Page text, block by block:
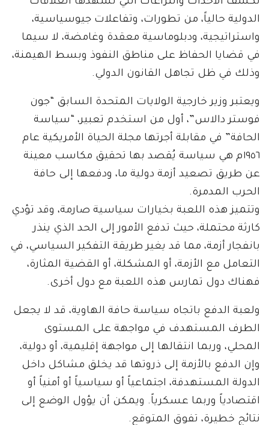
الدولية حالياً، من تطورات، وتفاعلات جيوسياسية،
واستراتيجية، ودبلوماسية معقدة وغامضة، لا سيما
في قضايا الحفاظ على مناطق النفوذ وبسط الهيمنة،
وذلك في ظل تجاهل القانون الدولي.
ويعتبر وزير خارجية الولايات المتحدة السابق “جون
فوستر دالاس”، أول من استخدم تعبير، “سياسة
الحافة” في مقابلة أجرتها مجلة الحياة الأمريكية عام
١٩٥٦م هي سياسة يُقصد بها تحقيق مكاسب معينة
عن طريق تصعيد أزمة دولية ما، ودفعها إلى حافة
الحرب المدمرة.
وتتميز هذه اللعبة بخيارات سياسية صارمة، وقد تؤدي
كارثة محتملة، حيث تدفع الأمور إلى الحد الذي ينذر
بانفجار أزمة، مما قد يغير طريقة التفكير السياسي، في
التعامل مع الأزمة، أو المشكلة، أو القضية المثارة،
فهناك دول تمارس هذه اللعبة مع دول أخرى.
ولعبة الدفع باتجاه سياسة حافة الهاوية، قد لا يجعل
الطرف المستهدف في مواجهة على المستوى
المحلي، وربما انتقالها إلى مواجهة إقليمية، أو دولية،
وإن الدفع بالأزمة إلى ذروتها قد يخلق مشاكل داخل
الدولة المستهدفة، اجتماعياً أو سياسياً أو أمنياً أو
اقتصادياً وربما عسكرياً. ويمكن أن يؤول الوضع إلى
نتائج خطيرة، تفوق المتوقع.